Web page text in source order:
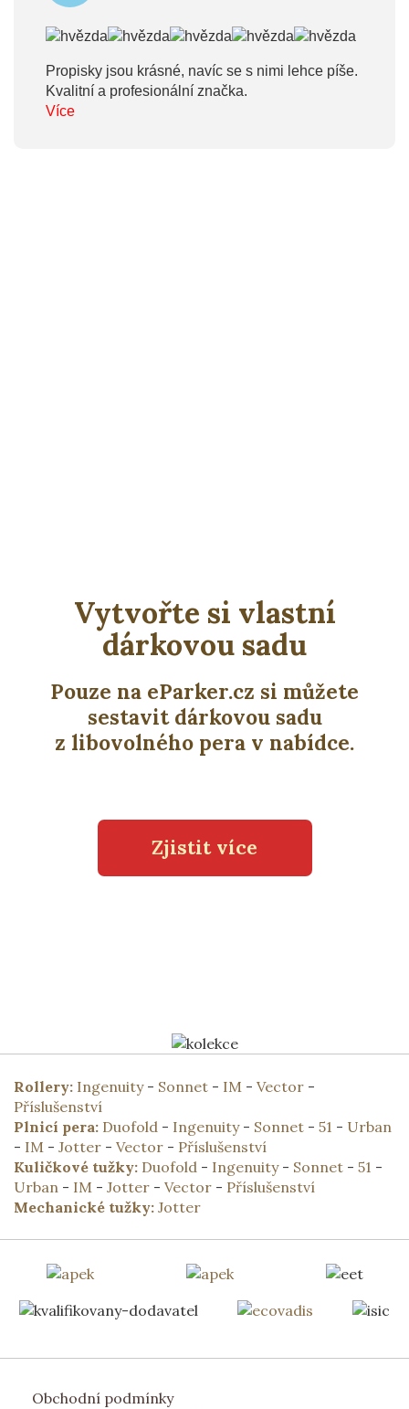
Propisky jsou krásné, navíc se s nimi lehce píše.
Kvalitní a profesionální značka.
Více
Vytvořte si vlastní
dárkovou sadu
Pouze na eParker.cz si můžete
sestavit dárkovou sadu
z libovolného pera v nabídce.
Zjistit více
Rollery: Ingenuity- Sonnet - IM - Vector -
Příslušenství
Plnicí pera: Duofold - Ingenuity- Sonnet - 51 - Urban
- IM - Jotter - Vector - Příslušenství
Kuličkové tužky: Duofold - Ingenuity- Sonnet - 51 -
Urban - IM - Jotter - Vector - Příslušenství
Mechanické tužky: Jotter
Obchodní podmínky